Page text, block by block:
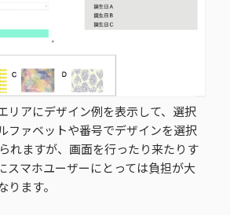
リアにデザイン例を表示して、選択
ファベットや番号でデザインを選択
れますが、画面を行ったり来たりす
スマホユーザーにとっては負担が大
ります。